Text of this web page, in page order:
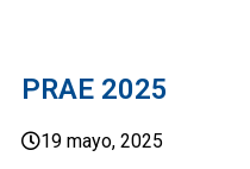
PRAE 2025
19 mayo, 2025